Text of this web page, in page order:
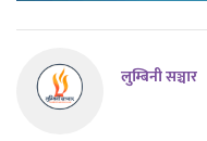
लुम्बिनी सञ्चार